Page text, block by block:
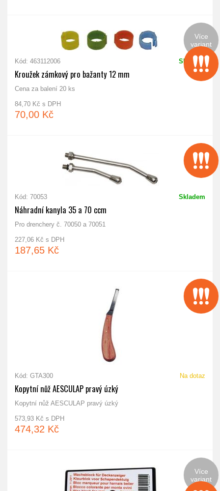
Kód: 463112006 Skladem
Kroužek zámkový pro bažanty 12 mm
Cena za balení 20 ks
84,70 Kč s DPH
70,00 Kč
Více
variant
Kód: 70053 Skladem
Náhradní kanyla 35 a 70 ccm
Pro drenchery č. 70050 a 70051
227,06 Kč s DPH
187,65 Kč
Kód: GTA300 Na dotaz
Kopytní nůž AESCULAP pravý úzký
Kopytní nůž AESCULAP pravý úzký
573,93 Kč s DPH
474,32 Kč
Více
variant